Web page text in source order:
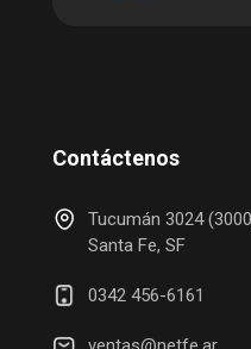
Contáctenos
Tucumán 3024
Santa Fe, SF
0342 456-6161